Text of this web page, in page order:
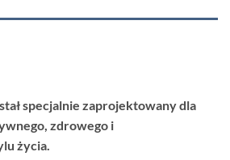
specjalnie zaprojektowany dla
zdrowego i
życia.